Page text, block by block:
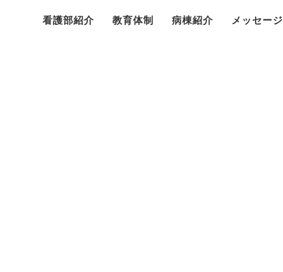
看護部紹介 教育体制 病棟紹介 メッセージ